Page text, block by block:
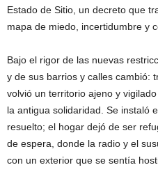
Estado de Sitio, un decreto que
mapa de miedo, incertidumbre y
Bajo el rigor de las nuevas
y de sus barrios y calles cambió:
volvió un territorio ajeno y
la antigua solidaridad. Se instaló
resuelto; el hogar dejó de ser
de espera, donde la radio y el
con un exterior que se sentía